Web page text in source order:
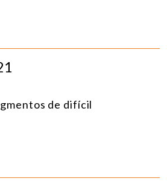
de difícil